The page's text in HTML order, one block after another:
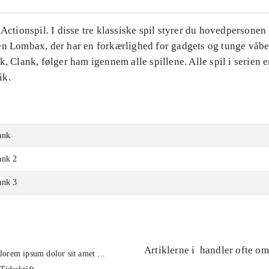
I disse tre klassiske spil styrer du hovedpersonen
Lombax, der har en forkærlighed for gadgets og tunge
Clank, følger ham igennem alle spillene. Alle spil i serien
2
3
lorem ipsum dolor sit amet ...
Artiklerne i handler ofte om